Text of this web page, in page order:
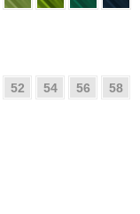
52 54 56
58